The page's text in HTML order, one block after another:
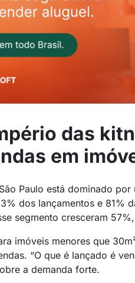
das
em
Paulo está dominado
dos lançamentos e 81%
segmento cresceram
imóveis menores que
“O que é lançado é
a demanda forte.